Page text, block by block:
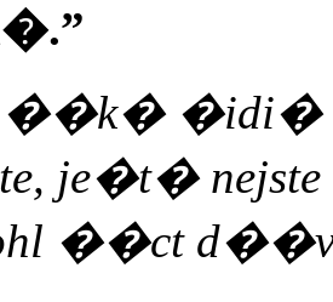
��k� �idi�
je�t�
��ct